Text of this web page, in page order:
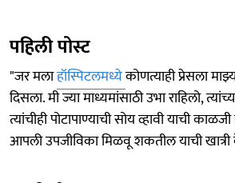
पहिली पोस्ट
"जर मलाहॉस्पिटलमध्येकोणत्याही प्रेसला
दिसला. मी ज्या माध्यमांसाठी उभा राहिलो,
त्यांचीही पोटापाण्याची सोय व्हावी याची
आपली उपजीविका मिळवू शकतील याची